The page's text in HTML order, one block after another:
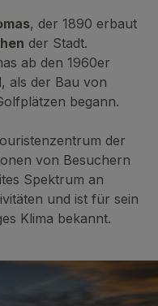
, der 1890 erbaut
der Stadt.
ab den 1960er
als der Bau von
begann.
der
von Besuchern
Spektrum an
und ist für sein
Klima bekannt.